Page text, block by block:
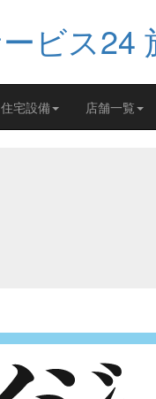
住宅設備 店舗一覧